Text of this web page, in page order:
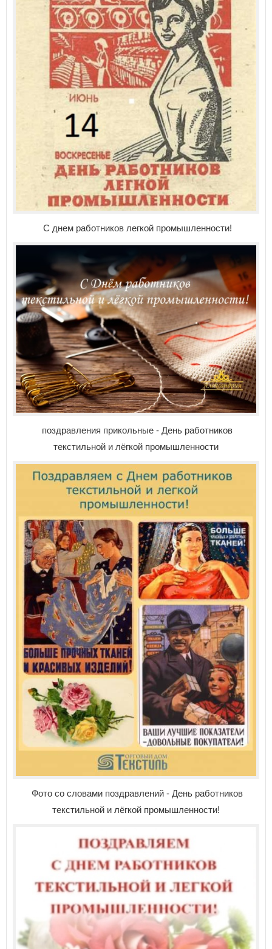
С днем работников легкой промышленности!
поздравления прикольные - День работников
текстильной и лёгкой промышленности
Фото со словами поздравлений - День работников
текстильной и лёгкой промышленности!